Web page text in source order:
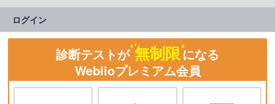
ログイン
診断テストが 無制限になる
Weblioプレミアム会員